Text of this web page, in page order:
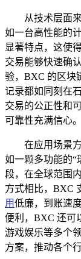
从技术层面
如一台高性能的
显著特点，这使
交易能够快速确
验，BXC 的区块
记录都如同刻在
交易的公正性和
可靠性充满信心。
在应用场景
如一颗多功能的“
段，在全球范围
方式相比，BXC
用低廉，到账速
便利，BXC 还可
游戏娱乐等多个
方案，推动各个